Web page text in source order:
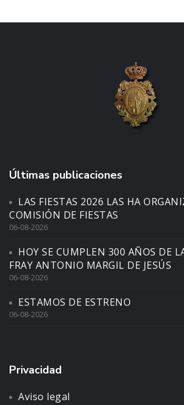
Últimas publicaciones
LAS FIESTAS 2026 LAS HA
COMISIÓN DE FIESTAS
06-08-2026
HOY SE CUMPLEN 300 AÑOS DE
FRAY ANTONIO MARGIL DE JESÚS
06-08-2026
ESTAMOS DE ESTRENO
06-08-2026
Privacidad
Aviso legal